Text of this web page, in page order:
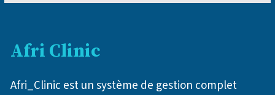
Afri Clinic
Afri_Clinic est un système de gestion complet